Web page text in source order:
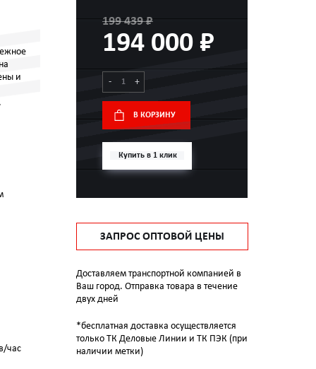
и
час
199 439 ₽
194 000 ₽
- +
В КОРЗИНУ
Купить в 1 клик
ЗАПРОС ОПТОВОЙ ЦЕНЫ
Доставляем транспортной компанией в
Ваш город. Отправка товара в течение
двух дней
*бесплатная доставка осуществляется
только ТК Деловые Линии и ТК ПЭК (при
наличии метки)